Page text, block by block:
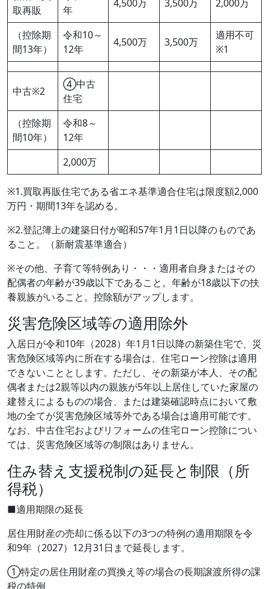
取再販
年
4,500万 3,500万 2,000万
（控除期
間13年）
令和10～
12年
4,500万 3,500万
適用不可
※1
中古※2
④中古
住宅
（控除期
間10年）
令和8～
12年
2,000万
※1.買取再販住宅である省エネ基準適合住宅は限度額2,000
万円・期間13年を認める。
※2.登記簿上の建築日付が昭和57年1月1日以降のものであ
ること。（新耐震基準適合）
※その他、子育て等特例あり・・・適用者自身またはその
配偶者の年齢が39歳以下であること。年齢が18歳以下の扶
養親族がいること。控除額がアップします。
災害危険区域等の適用除外
入居日が令和10年（2028）年1月1日以降の新築住宅で、災
害危険区域等内に所在する場合は、住宅ローン控除は適用
できないこととします。ただし、その新築が本人、その配
偶者または2親等以内の親族が5年以上居住していた家屋の
建替えによるものの場合、または建築確認時点において敷
地の全てが災害危険区域等外である場合は適用可能です。
なお、中古住宅およびリフォームの住宅ローン控除につい
ては、災害危険区域等の制限はありません。
住み替え支援税制の延長と制限（所
得税）
■適用期限の延長
居住用財産の売却に係る以下の3つの特例の適用期限を令
和9年（2027）12月31日まで延長します。
①特定の居住用財産の買換え等の場合の長期譲渡所得の課
税の特例